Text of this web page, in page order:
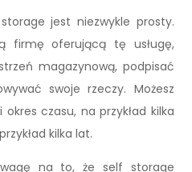
jest niezwykle prosty.
firmę oferującą tę usługę,
magazynową, podpisać
swoje rzeczy. Możesz
czasu, na przykład kilka
kilka lat.
na to, że self storage